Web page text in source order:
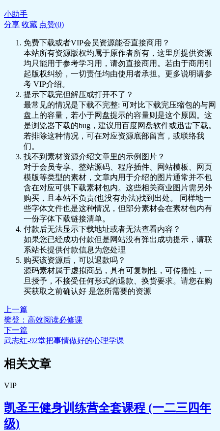
📄 【15】产品：洁面&卸妆&防晒.pdf
📄 【17】产品：洗发水&润唇膏.pdf
📄 【18】突发：恩力可蓝铜肽洗发水团购
优惠.PDF
📄 【19】产品：美白&控油&抗衰.html.pdf
📄 【20】产品：眼霜&脱毛机&日常零碎&
抽奖.pdf
小助手
分享 收藏 点赞(0)
免费下载或者VIP会员资源能否直接商用？
本站所有资源版权均属于原作者所有，这里所提供资源
均只能用于参考学习用，请勿直接商用。若由于商用引
起版权纠纷，一切责任均由使用者承担。更多说明请参
考 VIP介绍。
提示下载完但解压或打开不了？
最常见的情况是下载不完整: 可对比下载完压缩包的与网
盘上的容量，若小于网盘提示的容量则是这个原因。这
是浏览器下载的bug，建议用百度网盘软件或迅雷下载。
若排除这种情况，可在对应资源底部留言，或联络我
们。
找不到素材资源介绍文章里的示例图片？
对于会员专享、整站源码、程序插件、网站模板、网页
模版等类型的素材，文章内用于介绍的图片通常并不包
含在对应可供下载素材包内。这些相关商业图片需另外
购买，且本站不负责(也没有办法)找到出处。 同样地一
些字体文件也是这种情况，但部分素材会在素材包内有
一份字体下载链接清单。
付款后无法显示下载地址或者无法查看内容？
如果您已经成功付款但是网站没有弹出成功提示，请联
系站长提供付款信息为您处理
购买该资源后，可以退款吗？
源码素材属于虚拟商品，具有可复制性，可传播性，一
旦授予，不接受任何形式的退款、换货要求。请您在购
买获取之前确认好 是您所需要的资源
上一篇
樊登：高效阅读必修课
下一篇
武志红-92堂把事情做好的心理学课
相关文章
VIP
凯圣王健身训练营全套课程 (一二三四年
级)